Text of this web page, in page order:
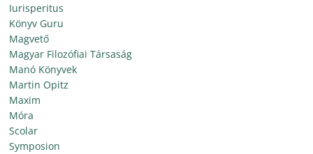
Iurisperitus
Könyv Guru
Magvető
Magyar Filozófiai Társaság
Manó Könyvek
Martin Opitz
Maxim
Móra
Scolar
Symposion